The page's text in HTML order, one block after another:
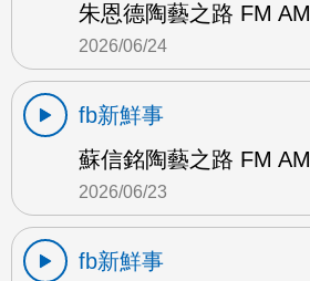
朱恩德陶藝之路 FM AM
2026/06/24
fb新鮮事
蘇信銘陶藝之路 FM AM
2026/06/23
fb新鮮事